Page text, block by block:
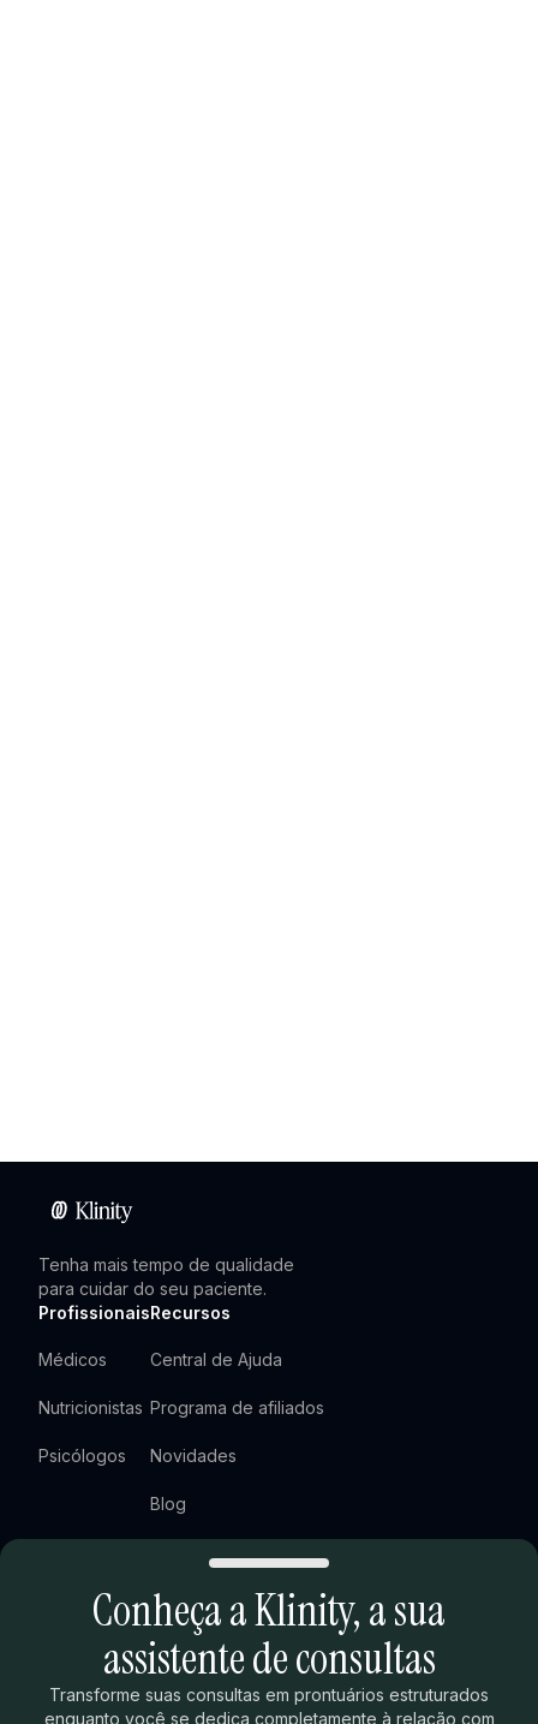
Tenha mais tempo de qualidade
para cuidar do seu paciente.
Profissionais
Médicos
Nutricionistas
Psicólogos
Recursos
Central de Ajuda
Programa de afiliados
Novidades
Blog
Agendar demonstração
Ranking ENAMED
Calculadora de tempo
Legal
Termos de uso
Política de privacidade
Conheça a Klinity,a sua
assistente de consultas
Transforme suas consultas em prontuários estruturados
enquanto você se dedica completamente à relação com